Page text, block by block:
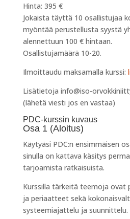
Hinta: 395 €
Jokaista täyttä 10 osallistujaa
myöntää perustellusta syystä
alennettuun 100 € hintaan.
Osallistujamäärä 10-20.
Ilmoittaudu maksamalla kurssi:
Lisätietoja info@iso-
(lähetä viesti jos en vastaa)
PDC-kurssin kuvaus
Osa 1 (Aloitus)
Käytyäsi PDC:n ensimmäisen
sinulla on kattava käsitys
tarjoamista ratkaisuista.
Kurssilla tärkeitä teemoja ovat
ja periaatteet sekä
systeemiajattelu ja suunnittelu.